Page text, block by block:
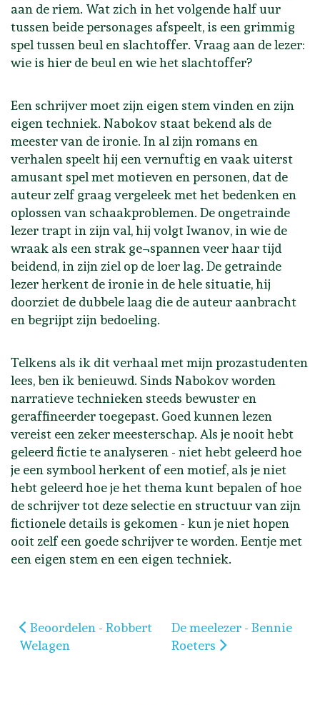
aan de riem. Wat zich in het volgende half uur
tussen beide personages afspeelt, is een grimmig
spel tussen beul en slachtoffer. Vraag aan de lezer:
wie is hier de beul en wie het slachtoffer?
Een schrijver moet zijn eigen stem vinden en zijn
eigen techniek. Nabokov staat bekend als de
meester van de ironie. In al zijn romans en
verhalen speelt hij een vernuftig en vaak uiterst
amusant spel met motieven en personen, dat de
auteur zelf graag vergeleek met het bedenken en
oplossen van schaakproblemen. De ongetrainde
lezer trapt in zijn val, hij volgt Iwanov, in wie de
wraak als een strak ge¬spannen veer haar tijd
beidend, in zijn ziel op de loer lag. De getrainde
lezer herkent de ironie in de hele situatie, hij
doorziet de dubbele laag die de auteur aanbracht
en begrijpt zijn bedoeling.
Telkens als ik dit verhaal met mijn prozastudenten
lees, ben ik benieuwd. Sinds Nabokov worden
narratieve technieken steeds bewuster en
geraffineerder toegepast. Goed kunnen lezen
vereist een zeker meesterschap. Als je nooit hebt
geleerd fictie te analyseren - niet hebt geleerd hoe
je een symbool herkent of een motief, als je niet
hebt geleerd hoe je het thema kunt bepalen of hoe
de schrijver tot deze selectie en structuur van zijn
fictionele details is gekomen - kun je niet hopen
ooit zelf een goede schrijver te worden. Eentje met
een eigen stem en een eigen techniek.
Vorig artikel: Beoordelen - Robbert Welagen
Beoordelen - Robbert
Welagen
Volgende artikel: De
De meelezer - Bennie
Roeters